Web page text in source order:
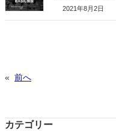
2021年8月2日
« 前へ
カテゴリー